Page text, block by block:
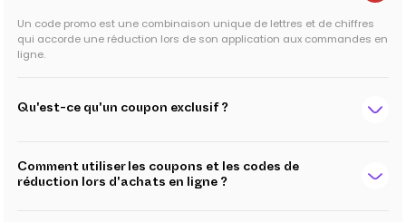
Un code promo est une combinaison unique de lettres et de chiffres
qui accorde une réduction lors de son application aux commandes en
ligne.
Qu'est-ce qu'un coupon exclusif ?
Comment utiliser les coupons et les codes de
réduction lors d'achats en ligne ?